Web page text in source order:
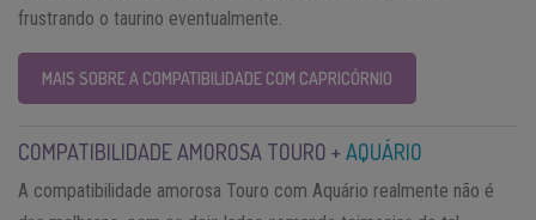
frustrando o taurino eventualmente.
MAIS SOBRE A COMPATIBILIDADE COM CAPRICÓRNIO
COMPATIBILIDADE AMOROSA TOURO + AQUÁRIO
A compatibilidade amorosa Touro com Aquário realmente não é